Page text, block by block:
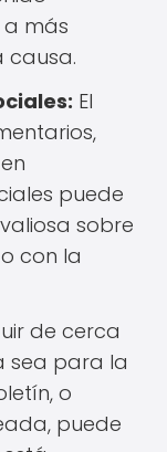
más
causa.
El
puede
sobre
con la
de cerca
sea para la
o
puede